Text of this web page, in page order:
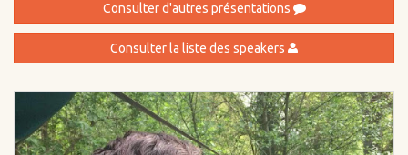
Consulter d'autres présentations
Consulter la liste des speakers